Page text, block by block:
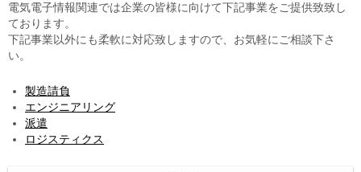
電気電子情報関連では企業の皆様に向けて下記事業をご提供致致し
ております。
下記事業以外にも柔軟に対応致しますので、お気軽にご相談下さ
い。
製造請負
エンジニアリング
派遣
ロジスティクス